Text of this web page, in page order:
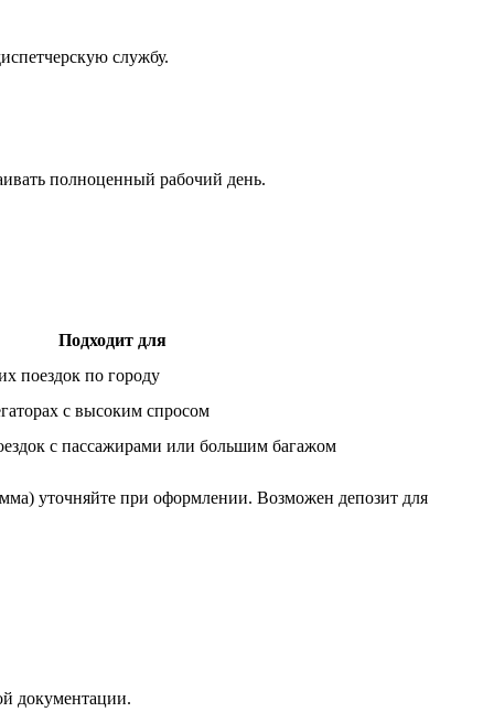
службу.
полноценный рабочий день.
Подходит для
поездок по городу
с высоким спросом
с пассажирами или большим багажом
уточняйте при оформлении. Возможен депозит для
документации.